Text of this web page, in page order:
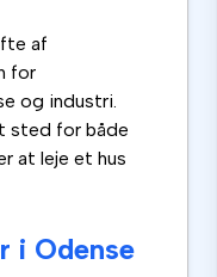
af
for
og industri.
for både
at leje et hus
i Odense